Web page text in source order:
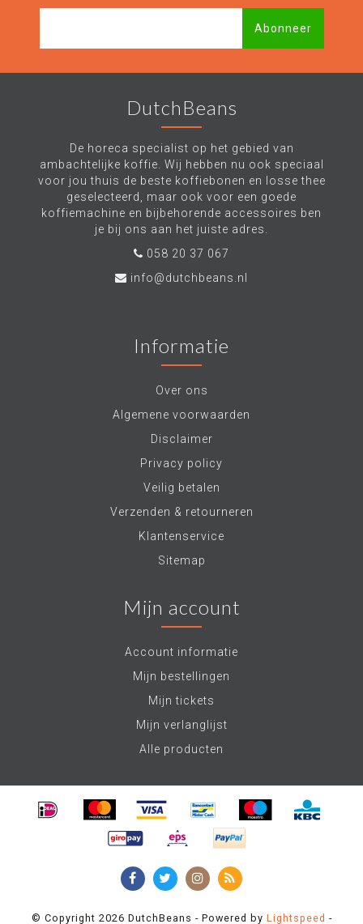
Abonneer
DutchBeans
De horeca specialist op het gebied van
ambachtelijke koffie. Wij hebben nu ook speciaal
voor jou thuis de beste koffiebonen en losse thee
geselecteerd, maar ook voor een goede
koffiemachine en bijbehorende accessoires ben
je bij ons aan het juiste adres.
058 20 37 067
info@dutchbeans.nl
Informatie
Over ons
Algemene voorwaarden
Disclaimer
Privacy policy
Veilig betalen
Verzenden & retourneren
Klantenservice
Sitemap
Mijn account
Account informatie
Mijn bestellingen
Mijn tickets
Mijn verlanglijst
Alle producten
© Copyright 2026 DutchBeans - Powered by Lightspeed -